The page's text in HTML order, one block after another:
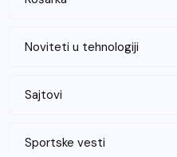
Noviteti u tehnologiji
Sajtovi
Sportske vesti